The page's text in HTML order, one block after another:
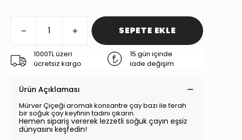
SEPETE EKLE
1000TL üzeri
ücretsiz kargo
15 gün içinde
iade değişim
Ürün Açıklaması
Mürver Çiçeği aromalı konsantre çay bazı ile ferah
bir soğuk çay keyfinin tadını çıkarın.
Hemen sipariş vererek lezzetli soğuk çayın eşsiz
dünyasını keşfedin!